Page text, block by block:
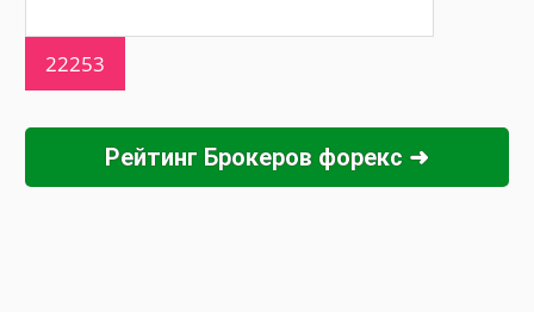
Рейтинг Брокеров форекс ➜